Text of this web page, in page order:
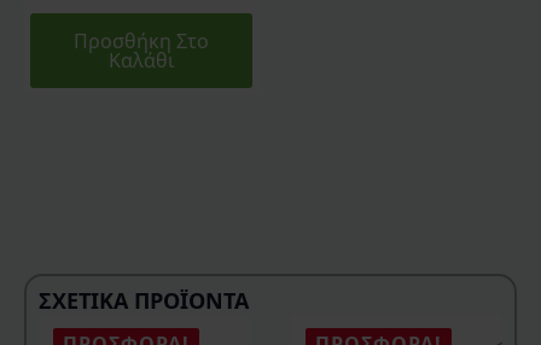
Προσθήκη Στο
Καλάθι
ΣΧΕΤΙΚΆ ΠΡΟΪΌΝΤΑ